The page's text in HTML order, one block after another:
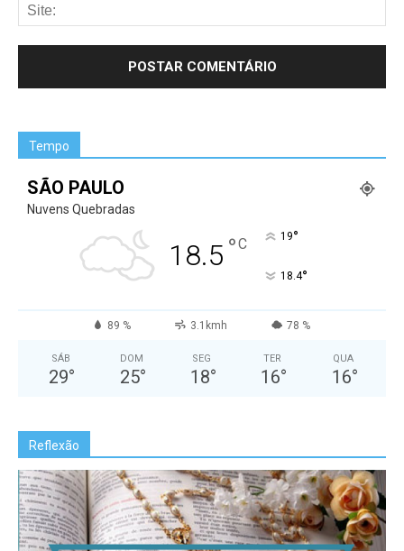
Tempo
SÃO PAULO
Nuvens Quebradas
18.5 °C 19°
18.4°
89 % 3.1kmh 78 %
SÁB
29°
DOM
25°
SEG
18°
TER
16°
QUA
16°
Reflexão